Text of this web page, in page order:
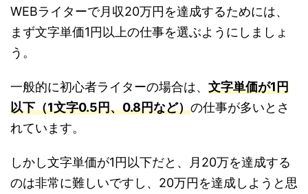
WEBライターで月収20万円を達成するためには、
まず文字単価1円以上の仕事を選ぶようにしましょ
う。
一般的に初心者ライターの場合は、 文字単価が1円
以下（1文字0.5円、0.8円など）の仕事が多いとさ
れています。
しかし文字単価が1円以下だと、月20万を達成する
のは非常に難しいですし、20万円を達成しようと思